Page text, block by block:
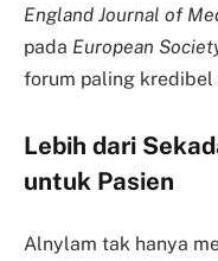
England Journal of
pada European
forum paling
Lebih dari
untuk Pasien
Alnylam tak hanya